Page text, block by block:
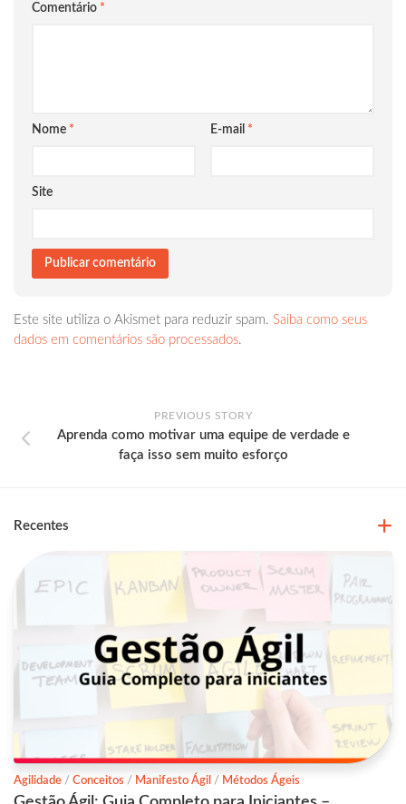
Comentário *
Nome * E-mail *
Site
Este site utiliza o Akismet para reduzir spam. Saiba como seus
dados em comentários são processados.
PREVIOUS STORY
Aprenda como motivar uma equipe de verdade e
faça isso sem muito esforço
Recentes
Agilidade / Conceitos / Manifesto Ágil / Métodos Ágeis